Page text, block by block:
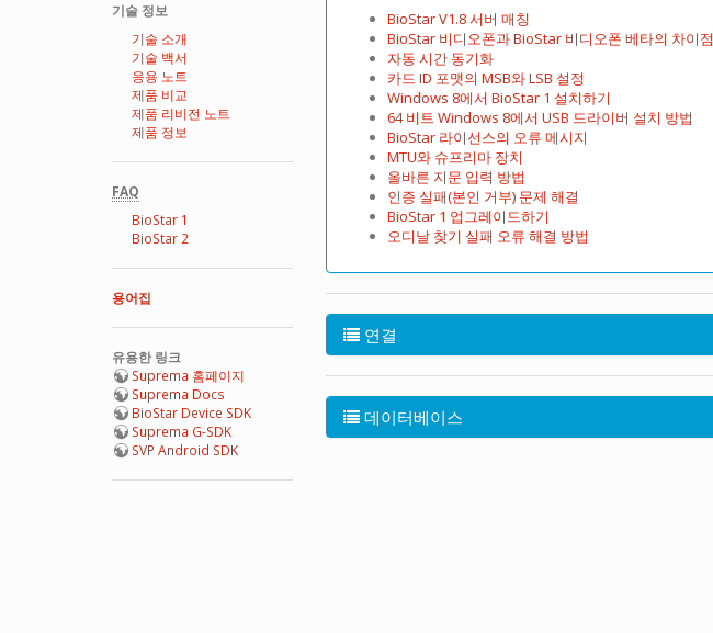
기술 정보
기술 소개
기술 백서
응용 노트
제품 비교
제품 리비전 노트
제품 정보
FAQ
BioStar 1
BioStar 2
용어집
유용한 링크
Suprema 홈페이지
Suprema Docs
BioStar Device SDK
Suprema G-SDK
SVP Android SDK
BioStar V1.8 서버 매칭
BioStar 비디오폰과 BioStar 비디오폰 베타의 차이점
자동 시간 동기화
카드 ID 포맷의 MSB와 LSB 설정
Windows 8에서 BioStar 1 설치하기
64 비트 Windows 8에서 USB 드라이버 설치 방법
BioStar 라이선스의 오류 메시지
MTU와 슈프리마 장치
올바른 지문 입력 방법
인증 실패(본인 거부) 문제 해결
BioStar 1 업그레이드하기
오디날 찾기 실패 오류 해결 방법
연결
데이터베이스